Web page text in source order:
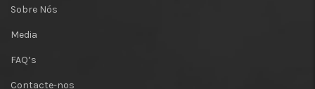
Sobre Nós
Media
FAQ’s
Contacte-nos